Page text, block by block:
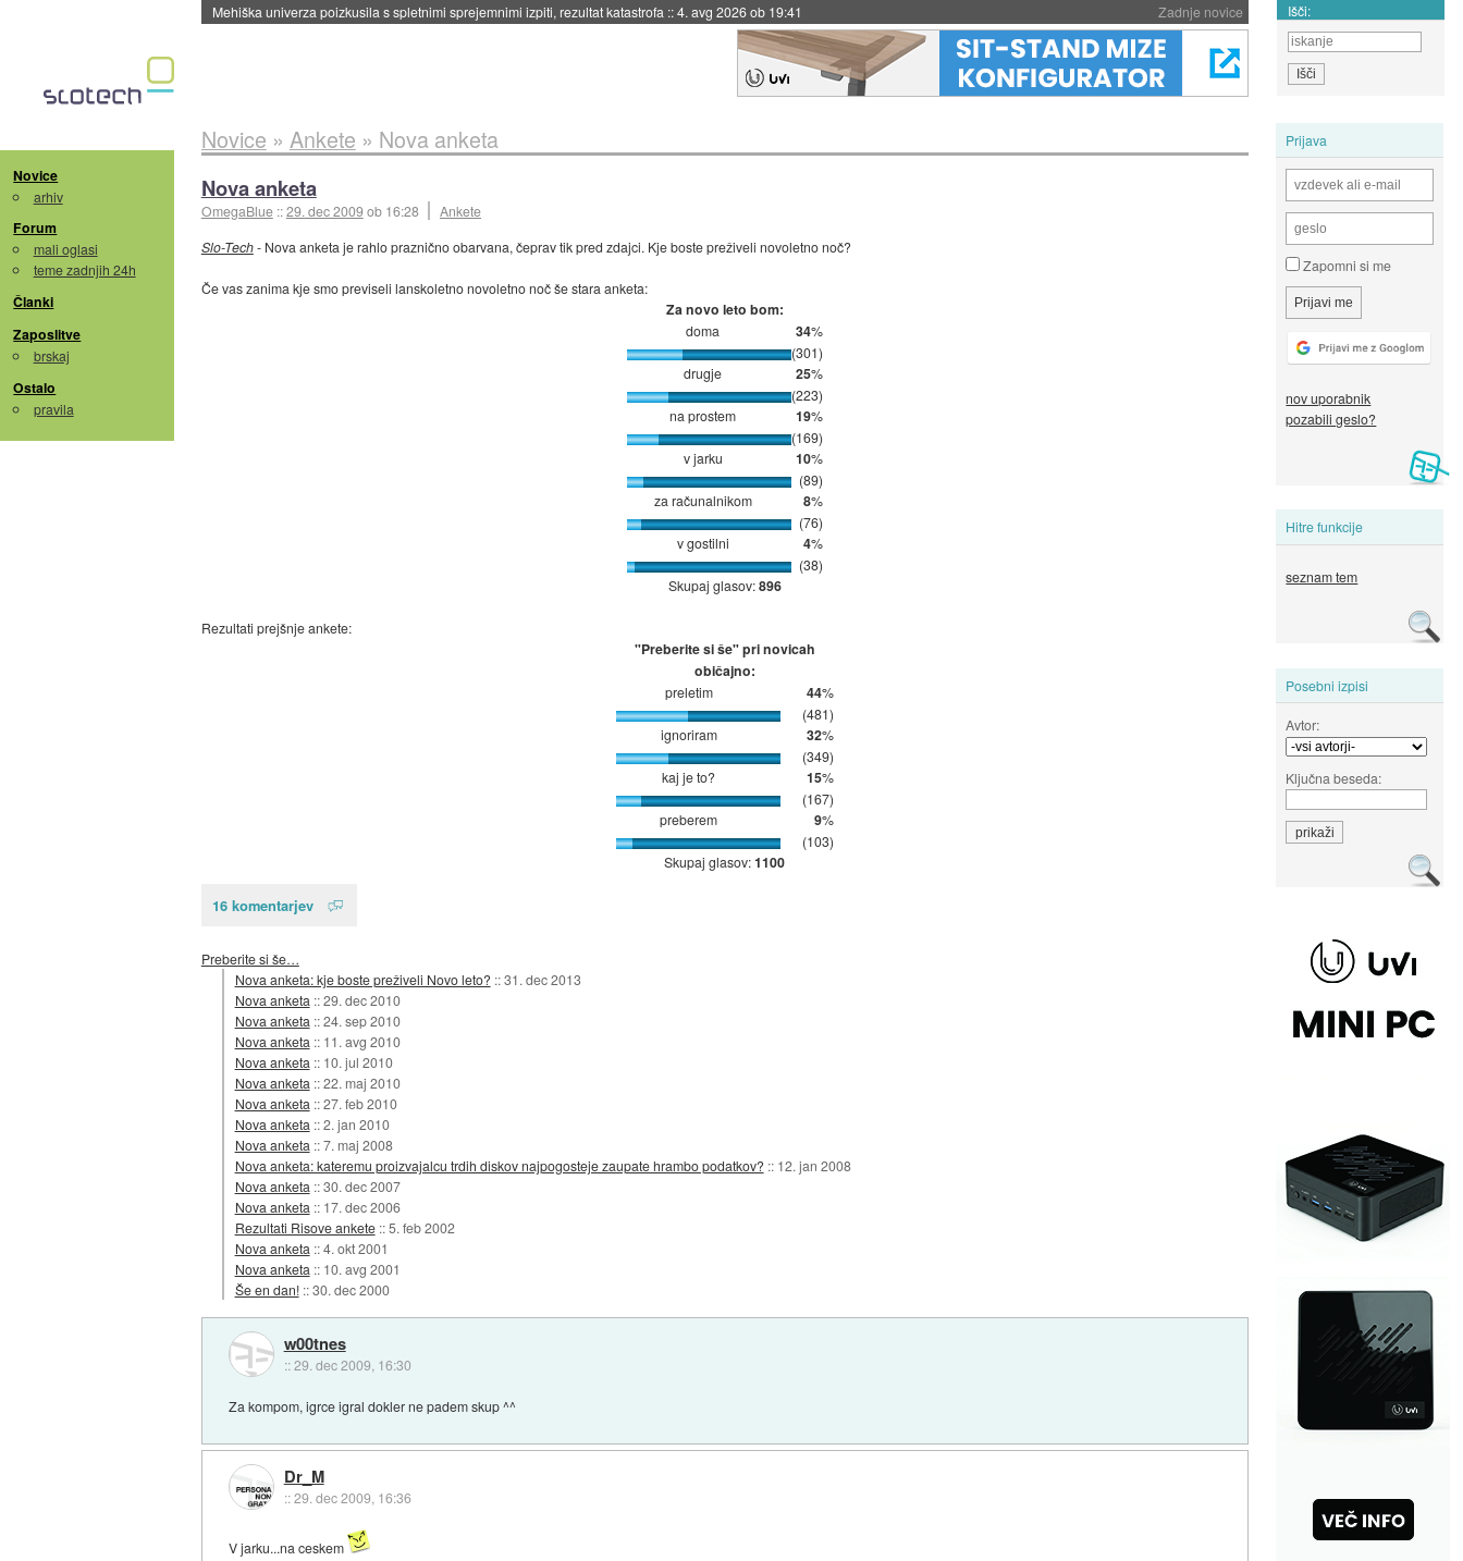
Zadnje novice
Evropska vesoljska agencija razvija svojo raketo za večkratno uporabo::4. avg 2026 ob 19:41 Išči:
Novice
arhiv
Forum
mali oglasi
teme zadnjih 24h
Članki
Zaposlitve
brskaj
Ostalo
pravila
Prijava
Zapomni si me
nov uporabnik
pozabili geslo?
Hitre funkcije
seznam tem
Posebni izpisi
Avtor:
Ključna beseda:
Novice » Ankete » Nova anketa
Nova anketa
OmegaBlue ::29. dec 2009ob 16:28
Ankete
Slo-Tech- Nova anketa je rahlo praznično obarvana, čeprav tik pred zdajci. Kje boste preživeli novoletno noč?
Če vas zanima kje smo previseli lanskoletno novoletno noč še stara anketa:
Za novo leto bom:
doma 34%
(301)
drugje
25%
(223)
na prostem
19%
(169)
v jarku
10%
(89)
za računalnikom
8%
(76)
v gostilni
4%
(38)
Skupaj glasov:896
Rezultati prejšnje ankete:
"Preberite si še" pri novicah
običajno:
preletim 44%
(481)
ignoriram
32%
(349)
kaj je to?
15%
(167)
preberem
9%
(103)
Skupaj glasov:1100
16 komentarjev
Preberite si še…
Nova anketa: kje boste preživeli Novo leto? ::31. dec 2013
Nova anketa ::29. dec 2010
Nova anketa ::24. sep 2010
Nova anketa :: 11. avg 2010
Nova anketa :: 10. jul 2010
Nova anketa ::22. maj 2010
Nova anketa ::27. feb 2010
Nova anketa ::2. jan 2010
Nova anketa ::7. maj 2008
Nova anketa: kateremu proizvajalcu trdih diskov najpogosteje zaupate hrambo podatkov? :: 12. jan 2008
Nova anketa ::30. dec 2007
Nova anketa :: 17. dec 2006
Rezultati Risove ankete ::5. feb 2002
Nova anketa ::4. okt 2001
Nova anketa :: 10. avg 2001
Še en dan! ::30. dec 2000
w00tnes
::29. dec 2009, 16:30
Za kompom, igrce igral dokler ne padem skup ^^
Dr_M
::29. dec 2009, 16:36
V jarku...na ceskem